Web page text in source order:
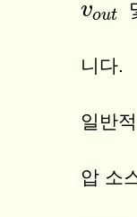
vout
vout
니다.
일반
압 소